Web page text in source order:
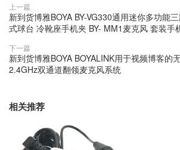
上一篇
新到货博雅BOYA BY-VG330通用迷你多功能
式球台 冷靴座手机夹 BY- MM1麦克风 套装手
下一篇
新到货博雅BOYA BOYALINK用于视频博客的
2.4GHz双通道翻领麦克风系统
相关推荐